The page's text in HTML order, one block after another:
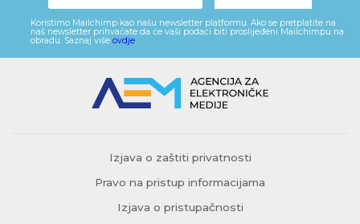
Koristimo Mailchimp kao našu newsletter platformu. Ako se pretplatite na
naš newsletter prihvaćate da će vaši podaci biti proslijeđeni Mailchimpu na
obradu. Saznaj više ovdje
Izjava o zaštiti privatnosti
Pravo na pristup informacijama
Izjava o pristupačnosti